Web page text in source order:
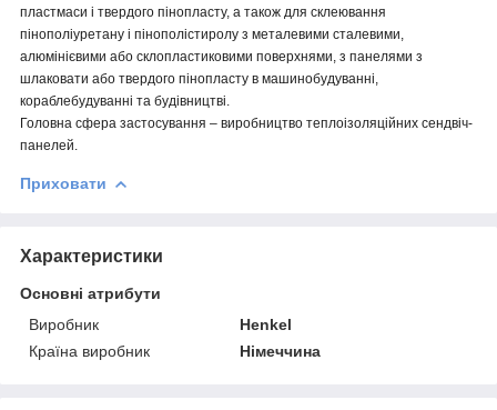
пластмаси і твердого пінопласту, а також для склеювання
пінополіуретану і пінополістиролу з металевими сталевими,
алюмінієвими або склопластиковими поверхнями, з панелями з
шлаковати або твердого пінопласту в машинобудуванні,
кораблебудуванні та будівництві.
Головна сфера застосування – виробництво теплоізоляційних сендвіч-
панелей.
Приховати
Характеристики
Основні атрибути
Виробник
Henkel
Країна виробник
Німеччина